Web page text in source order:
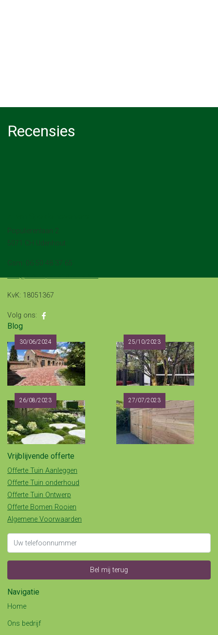
Recensies
Populierenlaan 2
5071 CH Udenhout
gsm: 06 50 48 37 65
KvK: 18051367
Volg ons:
Blog
30/06/2024 25/10/2023
26/08/2023 27/07/2023
Vrijblijvende offerte
Offerte Tuin Aanleggen
Offerte Tuin onderhoud
Offerte Tuin Ontwerp
Offerte Bomen Rooien
Algemene Voorwaarden
Bel mij terug
Navigatie
Home
Ons bedrijf